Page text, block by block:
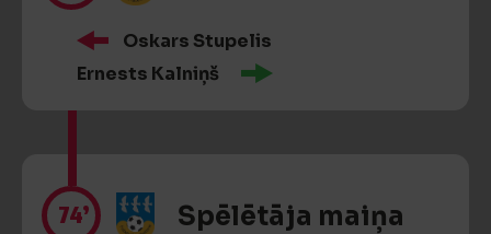
Oskars Stupelis
Ernests Kalniņš
74’ Spēlētāja maiņa